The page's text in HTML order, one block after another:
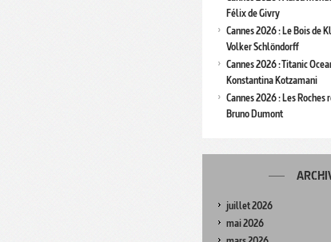
Félix de Givry
Cannes 2026 : Le Bois de
Volker Schlöndorff
Cannes 2026 : Titanic
Konstantina Kotzamani
Cannes 2026 : Les
Bruno Dumont
juillet 2026
mai 2026